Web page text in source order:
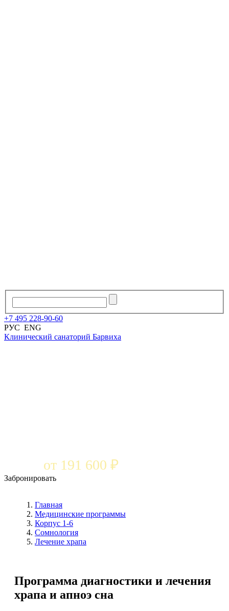
+7 495 228-90-60
РУС ENG
Клинический санаторий Барвиха
от 191 600 ₽
Забронировать
Главная
Медицинские программы
Корпус 1-6
Сомнология
Лечение храпа
Программа диагностики и лечения
храпа и апноэ сна